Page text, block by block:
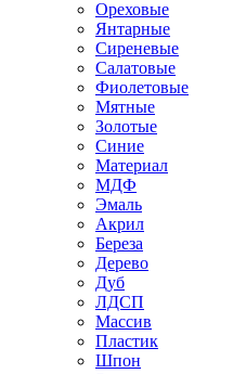
Ореховые
Янтарные
Сиреневые
Салатовые
Фиолетовые
Мятные
Золотые
Синие
Материал
МДФ
Эмаль
Акрил
Береза
Дерево
Дуб
ЛДСП
Массив
Пластик
Шпон